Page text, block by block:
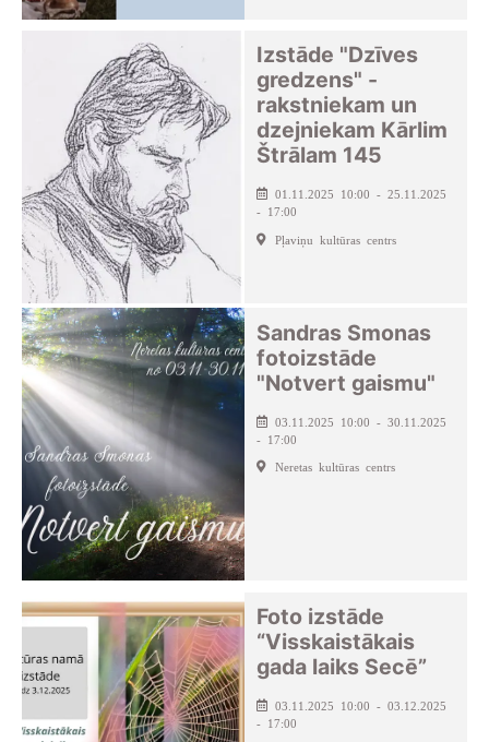
Izstāde "Dzīves
gredzens" -
rakstniekam un
dzejniekam Kārlim
Štrālam 145
01.11.2025 10:00 - 25.11.2025
- 17:00
Pļaviņu kultūras centrs
Sandras Smonas
fotoizstāde
"Notvert gaismu"
03.11.2025 10:00 - 30.11.2025
- 17:00
Neretas kultūras centrs
Foto izstāde
“Visskaistākais
gada laiks Secē”
03.11.2025 10:00 - 03.12.2025
- 17:00